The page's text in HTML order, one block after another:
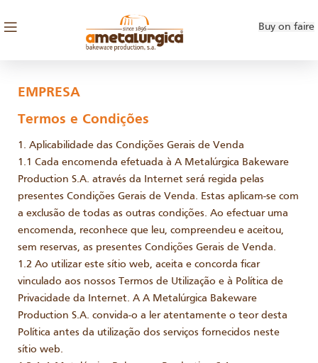
Buy on faire
EMPRESA
Termos e Condições
1. Aplicabilidade das Condições Gerais de Venda
1.1 Cada encomenda efetuada à A Metalúrgica Bakeware
Production S.A. através da Internet será regida pelas
presentes Condições Gerais de Venda. Estas aplicam-se com
a exclusão de todas as outras condições. Ao efectuar uma
encomenda, reconhece que leu, compreendeu e aceitou,
sem reservas, as presentes Condições Gerais de Venda.
1.2 Ao utilizar este sítio web, aceita e concorda ficar
vinculado aos nossos Termos de Utilização e à Política de
Privacidade da Internet. A A Metalúrgica Bakeware
Production S.A. convida-o a ler atentamente o teor desta
Política antes da utilização dos serviços fornecidos neste
sítio web.